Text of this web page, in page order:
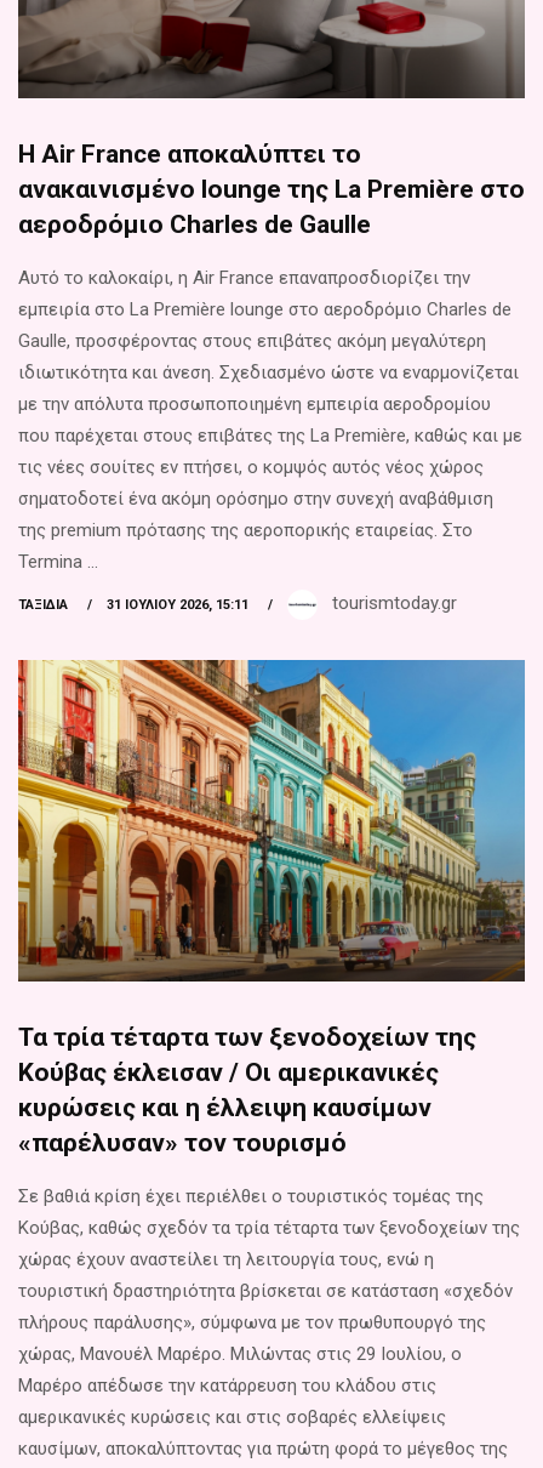
Η Air France αποκαλύπτει το
ανακαινισμένο lounge της La Première στο
αεροδρόμιο Charles de Gaulle
Αυτό το καλοκαίρι, η Air France επαναπροσδιορίζει την
εμπειρία στο La Première lounge στο αεροδρόμιο Charles de
Gaulle, προσφέροντας στους επιβάτες ακόμη μεγαλύτερη
ιδιωτικότητα και άνεση. Σχεδιασμένο ώστε να εναρμονίζεται
με την απόλυτα προσωποποιημένη εμπειρία αεροδρομίου
που παρέχεται στους επιβάτες της La Première, καθώς και με
τις νέες σουίτες εν πτήσει, ο κομψός αυτός νέος χώρος
σηματοδοτεί ένα ακόμη ορόσημο στην συνεχή αναβάθμιση
της premium πρότασης της αεροπορικής εταιρείας. Στο
Termina ...
ΤΑΞΊΔΙΑ 31 ΙΟΥΛΊΟΥ 2026, 15:11 tourismtoday.gr
Τα τρία τέταρτα των ξενοδοχείων της
Κούβας έκλεισαν / Οι αμερικανικές
κυρώσεις και η έλλειψη καυσίμων
«παρέλυσαν» τον τουρισμό
Σε βαθιά κρίση έχει περιέλθει ο τουριστικός τομέας της
Κούβας, καθώς σχεδόν τα τρία τέταρτα των ξενοδοχείων της
χώρας έχουν αναστείλει τη λειτουργία τους, ενώ η
τουριστική δραστηριότητα βρίσκεται σε κατάσταση «σχεδόν
πλήρους παράλυσης», σύμφωνα με τον πρωθυπουργό της
χώρας, Μανουέλ Μαρέρο. Μιλώντας στις 29 Ιουλίου, ο
Μαρέρο απέδωσε την κατάρρευση του κλάδου στις
αμερικανικές κυρώσεις και στις σοβαρές ελλείψεις
καυσίμων, αποκαλύπτοντας για πρώτη φορά το μέγεθος της